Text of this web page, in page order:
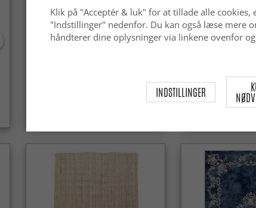
(beige/guld)
kr.449
Klik på "Acceptér & luk" for at tillade alle
"Indstillinger" nedenfor. Du kan også læse mere
håndterer dine oplysninger via linkene ovenfor
INDSTILLINGER